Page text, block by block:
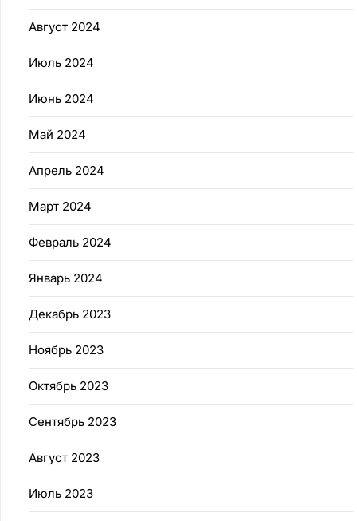
Август 2024
Июль 2024
Июнь 2024
Май 2024
Апрель 2024
Март 2024
Февраль 2024
Январь 2024
Декабрь 2023
Ноябрь 2023
Октябрь 2023
Сентябрь 2023
Август 2023
Июль 2023